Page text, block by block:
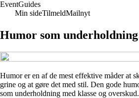
EventGuides
Min sideTilmeldMailnyt
Humor som
Humor er en af de mest effektive måder at
grine og at gøre det med stil. Den gode
som underholdning med klasse og overskud.